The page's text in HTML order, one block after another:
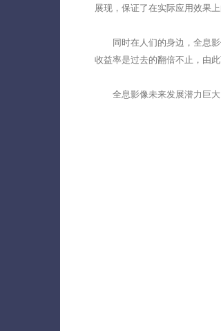
展现，保证了在实际应用效果上
同时在人们的身边，全息影
收益率是过去的翻倍不止，由
全息影像未来发展潜力巨大